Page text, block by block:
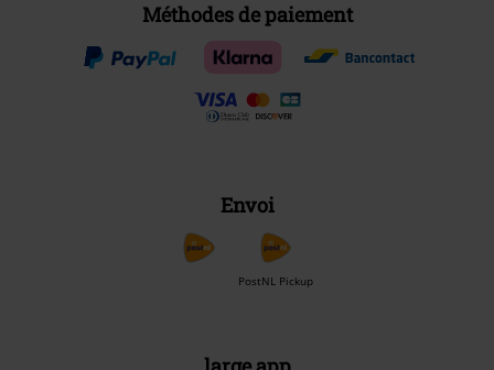
Méthodes de paiement
Envoi
PostNL Pickup